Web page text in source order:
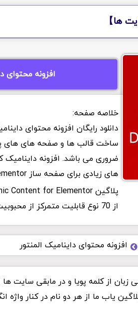
ها】
افزونه محتوای
دانلود رایگان افزونه محتوای
ساخت قالب ها و صفحه های های
ضروری می باشد. افزونه داینامیک
های زیادی برای صفحه ساز elementor می باشد.
از 70 نوع قابلیت متمرکز از محبوبیت بالایی برخوردار می باشد.
افزونه محتوای داینامیک المنتور
از کلمه پویا و در مابقی سایت ها